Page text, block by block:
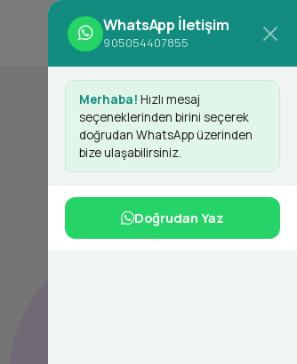
Giriş Yap Kayıt Ol
WhatsApp İletişim
905054407855
Merhaba! Hızlı mesaj
seçeneklerinden birini seçerek
doğrudan WhatsApp üzerinden
bize ulaşabilirsiniz.
Doğrudan Yaz